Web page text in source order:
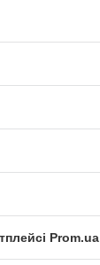
Prom.ua